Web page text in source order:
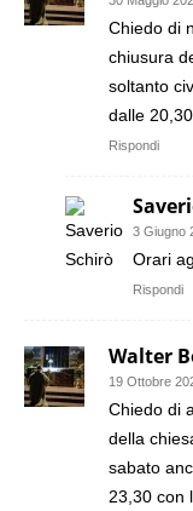
Chiedo di
chiusura
soltanto
dalle
Rispondi
3 Giugno
Orari
Rispondi
Walter
19 Ottobre
Chiedo di
della
sabato
23,30 con